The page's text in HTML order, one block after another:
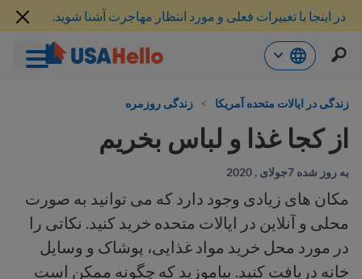
در اینجا با تغییرات فعلی و مورد انتظار مهاجرت آشنا شوید.
زندگی در ایالات متحده آمریکا > زندگی روزمره
از کجا غذا و لباس بخریم
به روز شده 7جولای , 2020
مکان های زیادی وجود دارد که می توانید به صورت
محلی و آنلاین در ایالات متحده خرید کنید. نکاتی را
در مورد محل خرید مواد غذایی، پوشاک و وسایل
خانه دریافت کنید. بیاموزید که چگونه ممکن است